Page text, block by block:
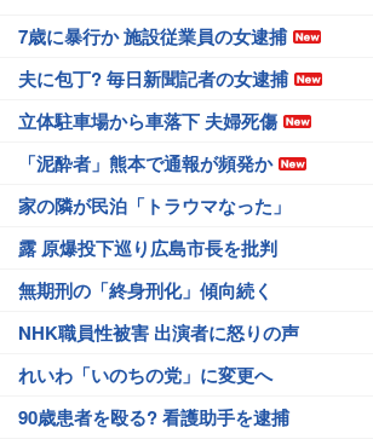
7歳に暴行か 施設従業員の女逮捕
夫に包丁? 毎日新聞記者の女逮捕
立体駐車場から車落下 夫婦死傷
「泥酔者」熊本で通報が頻発か
家の隣が民泊「トラウマなった」
露 原爆投下巡り広島市長を批判
無期刑の「終身刑化」傾向続く
NHK職員性被害 出演者に怒りの声
れいわ「いのちの党」に変更へ
90歳患者を殴る? 看護助手を逮捕